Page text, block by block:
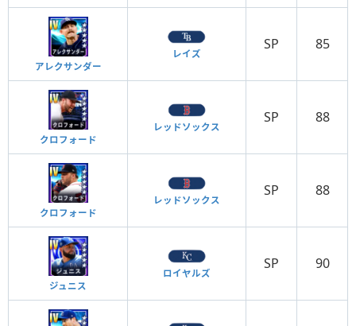
アレクサンダー
レイズ
SP 85
クロフォード
レッドソックス
SP 88
クロフォード
レッドソックス
SP 88
ジュニス
ロイヤルズ
SP 90